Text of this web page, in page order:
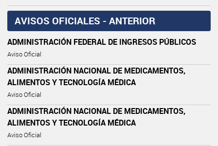
AVISOS OFICIALES - ANTERIOR
ADMINISTRACIÓN FEDERAL DE INGRESOS PÚBLICOS
Aviso Oficial
ADMINISTRACIÓN NACIONAL DE MEDICAMENTOS,
ALIMENTOS Y TECNOLOGÍA MÉDICA
Aviso Oficial
ADMINISTRACIÓN NACIONAL DE MEDICAMENTOS,
ALIMENTOS Y TECNOLOGÍA MÉDICA
Aviso Oficial